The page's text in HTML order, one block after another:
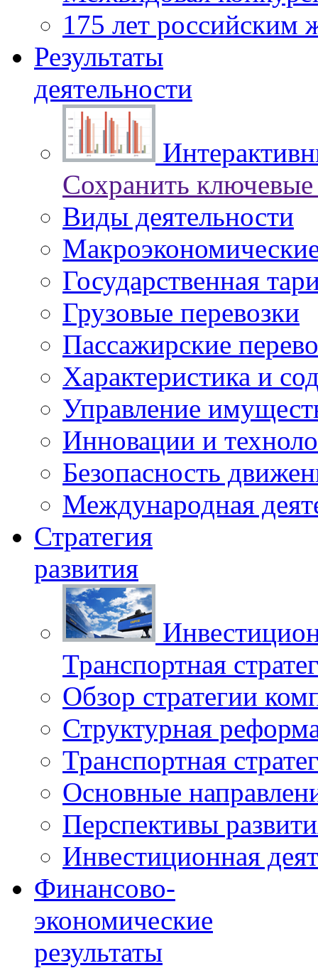
175 лет российским
Результаты
деятельности
Сохранить ключевые
Виды деятельности
Государственная
Грузовые перевозки
Пассажирские
Характеристика и
Управление
Инновации и
Безопасность
Международная
Стратегия
развития
Транспортная
Обзор стратегии
Структурная
Транспортная
Основные
Перспективы
Инвестиционная
Финансово-
экономические
результаты